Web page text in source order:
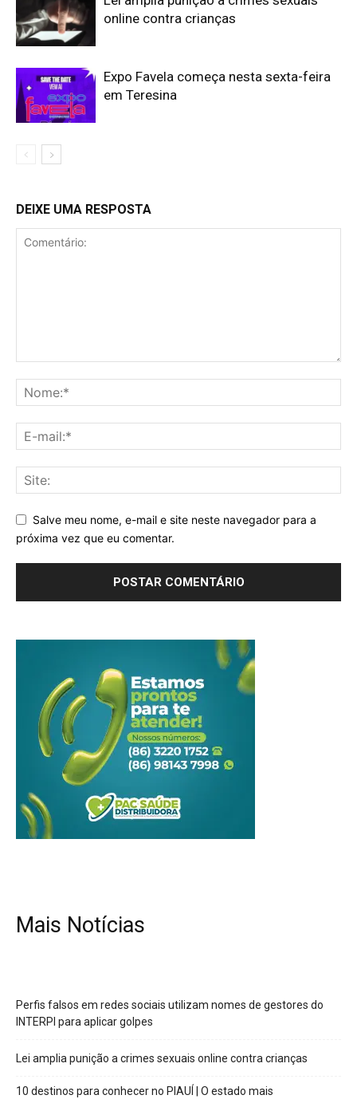
online contra crianças
Expo Favela começa nesta sexta-feira
em Teresina
DEIXE UMA RESPOSTA
Salve meu nome, e-mail e site neste navegador para a
próxima vez que eu comentar.
Mais Notícias
Perfis falsos em redes sociais utilizam nomes de gestores do
INTERPI para aplicar golpes
Lei amplia punição a crimes sexuais online contra crianças
10 destinos para conhecer no PIAUÍ | O estado mais